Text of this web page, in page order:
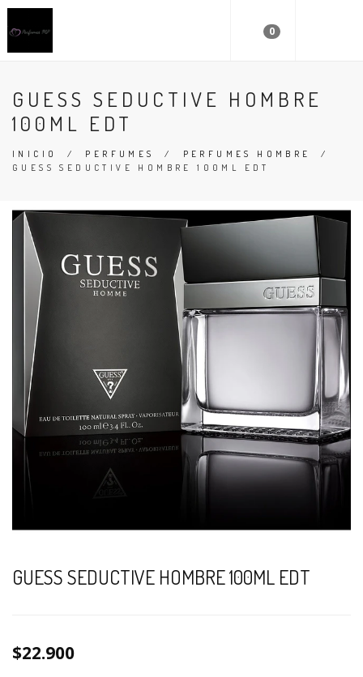
0
GUESS SEDUCTIVE HOMBRE
100ML EDT
INICIO / PERFUMES / PERFUMES HOMBRE
/
GUESS SEDUCTIVE HOMBRE 100ML EDT
GUESS SEDUCTIVE HOMBRE 100ML EDT
$22.900